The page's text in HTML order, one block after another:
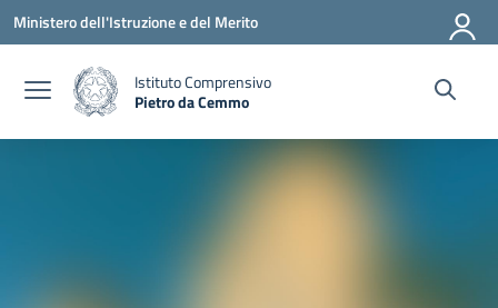
Vai ai contenuti
Vai al menu di navigazione
Vai al footer
Ministero dell'Istruzione e del Merito
Istituto Comprensivo
Pietro da Cemmo